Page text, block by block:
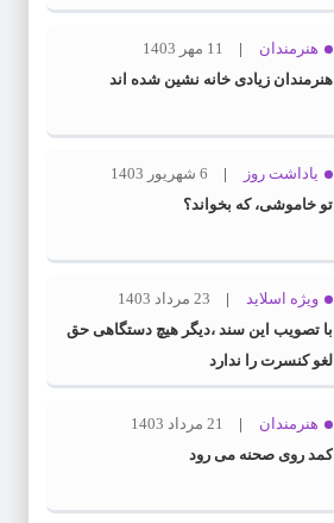
هنرمندان
11 مهر 1403
هنرمندان زیادی خانه نشین شده اند
یاداشت روز
6 شهریور 1403
تو خاموشی، که بخواند؟
ویژه اسلاید
23 مرداد 1403
با تصویب این سند ،دیگر هیچ دستگاهی حق
لغو کنسرت را ندارد
هنرمندان
21 مرداد 1403
کمد روی صحنه می رود